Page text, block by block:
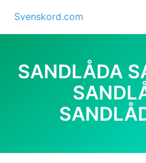
content
Svenskord.com
SANDLÅDA